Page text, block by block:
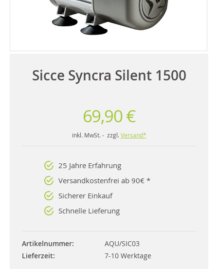
Sicce Syncra Silent 1500
69,90 €
inkl. MwSt. - zzgl. Versand*
25 Jahre Erfahrung
Versandkostenfrei ab 90€ *
Sicherer Einkauf
Schnelle Lieferung
Artikelnummer
AQU/SIC03
Lieferzeit
7-10 Werktage